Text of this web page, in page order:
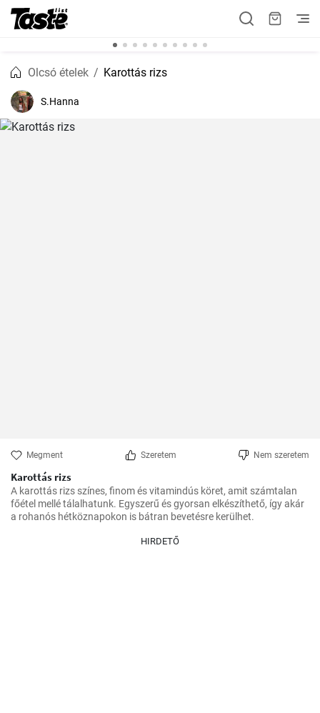
Olcsó ételek Karottás rizs
S.Hanna
Megment Szeretem Nem szeretem
Karottás rizs
A karottás rizs színes, finom és vitamindús köret, amit számtalan
főétel mellé tálalhatunk. Egyszerű és gyorsan elkészíthető, így akár
HIRDETŐ